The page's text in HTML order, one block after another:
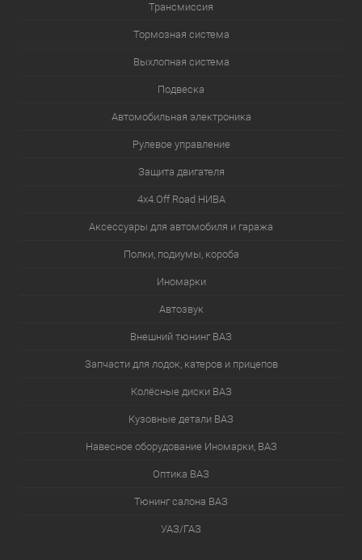
Трансмиссия
Тормозная система
Выхлопная система
Подвеска
Автомобильная электроника
Рулевое управление
Защита двигателя
4х4.Off Road НИВА
Аксессуары для автомобиля и гаража
Полки, подиумы, короба
Иномарки
Автозвук
Внешний тюнинг ВАЗ
Запчасти для лодок, катеров и прицепов
Колёсные диски ВАЗ
Кузовные детали ВАЗ
Навесное оборудование Иномарки, ВАЗ
Оптика ВАЗ
Тюнинг салона ВАЗ
УАЗ/ГАЗ